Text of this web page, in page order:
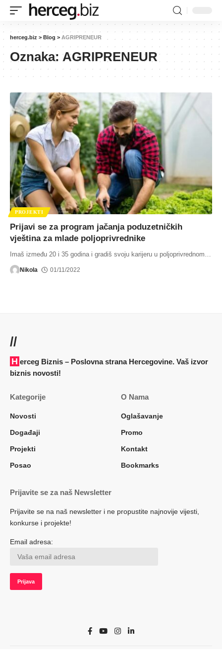
herceg.biz > Blog > AGRIPRENEUR
Oznaka: AGRIPRENEUR
PROJEKTI
Prijavi se za program jačanja poduzetničkih
vještina za mlade poljoprivrednike
Imaš između 20 i 35 godina i gradiš svoju karijeru u poljoprivrednom
Nikola 01/11/2022
//
Herceg Biznis – Poslovna strana Hercegovine. Vaš izvor
biznis novosti!
Kategorije
Novosti
Događaji
Projekti
Posao
O Nama
Oglašavanje
Promo
Kontakt
Bookmarks
Prijavite se za naš Newsletter
Prijavite se na naš newsletter i ne propustite najnovije vijesti,
konkurse i projekte!
Email adresa: